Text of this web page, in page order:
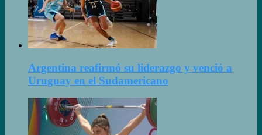
Argentina reafirmó su liderazgo y venció a
Uruguay en el Sudamericano